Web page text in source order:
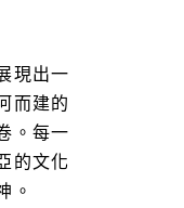
現出一
而建的
。每一
的文化
。